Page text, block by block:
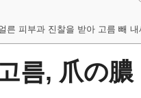
른 피부과 진찰을 받아 고름 빼 내
름, 爪の膿